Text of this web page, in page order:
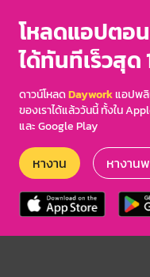
โหลดแอปตอ
ได้ทันทีเร็วสุด
ดาวน์โหลดDayworkแอปพลิ
ของเราได้แล้ววันนี้ ทั้งใน
และ Google Play
หางาน หางาน